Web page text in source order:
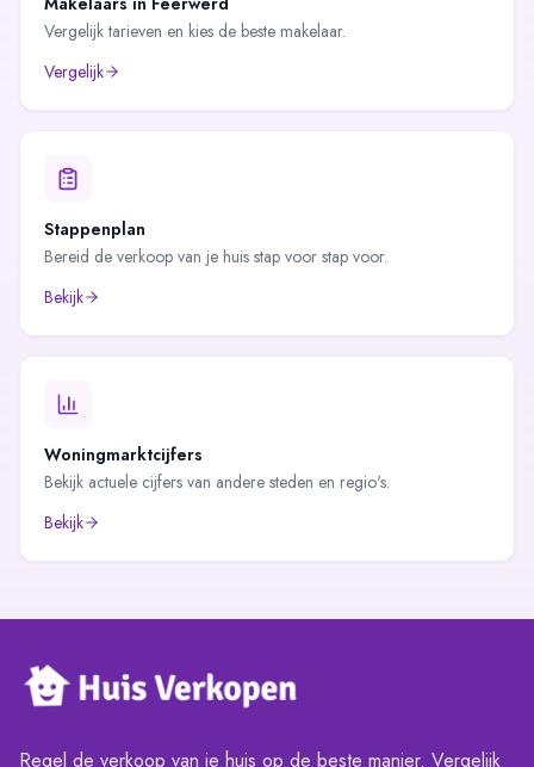
Vergelijk tarieven en kies de beste makelaar.
Vergelijk
Stappenplan
Bereid de verkoop van je huis stap voor stap voor.
Bekijk
Woningmarktcijfers
Bekijk actuele cijfers van andere steden en regio's.
Bekijk
Regel de verkoop van je huis op de beste manier. Vergelijk